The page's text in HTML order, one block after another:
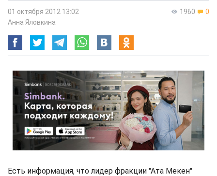
1960 0
01 октября 2012 13:02
Анна Яловкина
Есть информация, что лидер фракции "Ата Мекен"